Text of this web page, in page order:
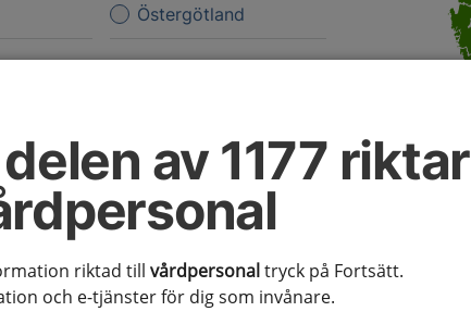
av 1177 riktar
riktad till vårdpersonaltryck på Fortsätt.
och e-tjänster för dig som invånare.
Östergötland
innehåll och viktig information som gäller just din